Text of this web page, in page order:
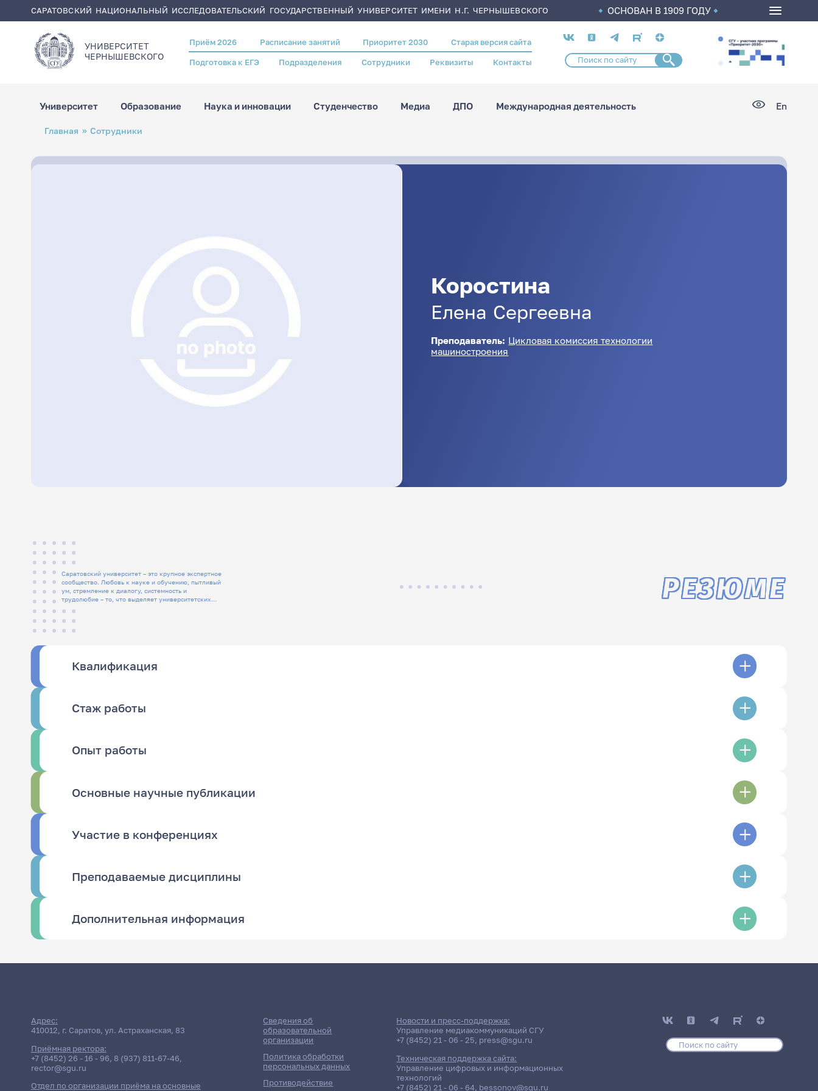
САРАТОВСКИЙ НАЦИОНАЛЬНЫЙ ИССЛЕДОВАТЕЛЬСКИЙ ГОСУДАРСТВЕННЫЙ УНИВЕРСИТЕТ ИМЕНИ Н.Г. ЧЕРНЫШЕВСКОГО ОСНОВАН В 1909 ГОДУ
УНИВЕРСИТЕТ
ЧЕРНЫШЕВСКОГO
Header
menu
Приём 2026 Расписание занятий Приоритет 2030 Старая версия сайта
Подготовка к ЕГЭ Подразделения Сотрудники Реквизиты Контакты
Социальные
сети
Университет Образование Наука и инновации Студенчество Медиа ДПО Международная деятельность En
Строка
навигации
Главная Сотрудники
Коростина
Елена Сергеевна
Преподаватель: Цикловая комиссия технологии
машиностроения
Саратовский университет – это крупное экспертное
сообщество. Любовь к науке и обучению, пытливый
ум, стремление к диалогу, системность и
трудолюбие – то, что выделяет университетских
РЕЗЮМЕ
Квалификация
Стаж работы
Опыт работы
Основные научные публикации
Участие в конференциях
Преподаваемые дисциплины
Дополнительная информация
Адрес:
410012, г. Саратов, ул. Астраханская, 83
Приёмная ректора:
+7 (8452) 26 - 16 - 96, 8 (937) 811-67-46,
rector@sgu.ru
Отдел по организации приёма на основные
Сведения об
образовательной
организации
Политика обработки
персональных данных
Противодействие
Новости и пресс-поддержка:
Управление медиакоммуникаций СГУ
+7 (8452) 21 - 06 - 25, press@sgu.ru
Техническая поддержка сайта:
Управление цифровых и информационных
технологий
+7 (8452) 21 - 06 - 64, bessonov@sgu.ru